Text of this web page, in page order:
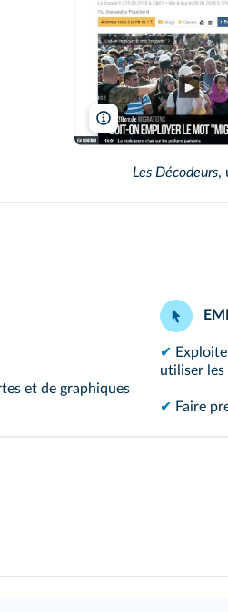
Les décodeurs/
Les Décodeurs,
et de graphiques
EMI
✔
utiliser les
✔ Faire